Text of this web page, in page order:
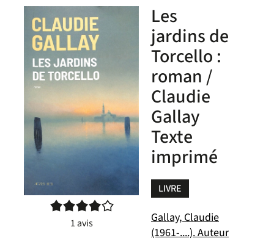
fenêtre)
mail
4/5
1avis
Les
jardins de
Torcello :
roman /
Claudie
Gallay
Texte
imprimé
LIVRE
Gallay, Claudie
(1961-....). Auteur